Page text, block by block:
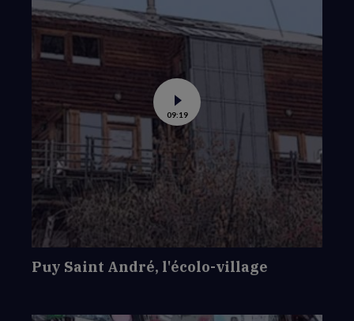
Voir
la
vidéo
de
Puy
Saint
André,
l'écolo-
village
09:19
Puy Saint André, l'écolo-village